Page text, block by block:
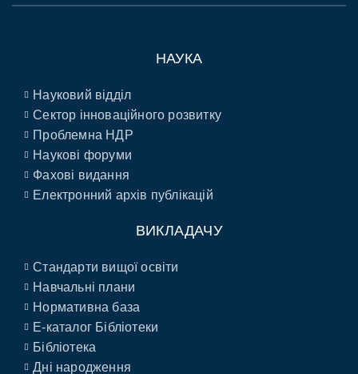
НАУКА
Науковий відділ
Сектор інноваційного розвитку
Проблемна НДР
Наукові форуми
Фахові видання
Електронний архів публікацій
ВИКЛАДАЧУ
Стандарти вищої освіти
Навчальні плани
Нормативна база
E-каталог Бібліотеки
Бібліотека
Дні народження